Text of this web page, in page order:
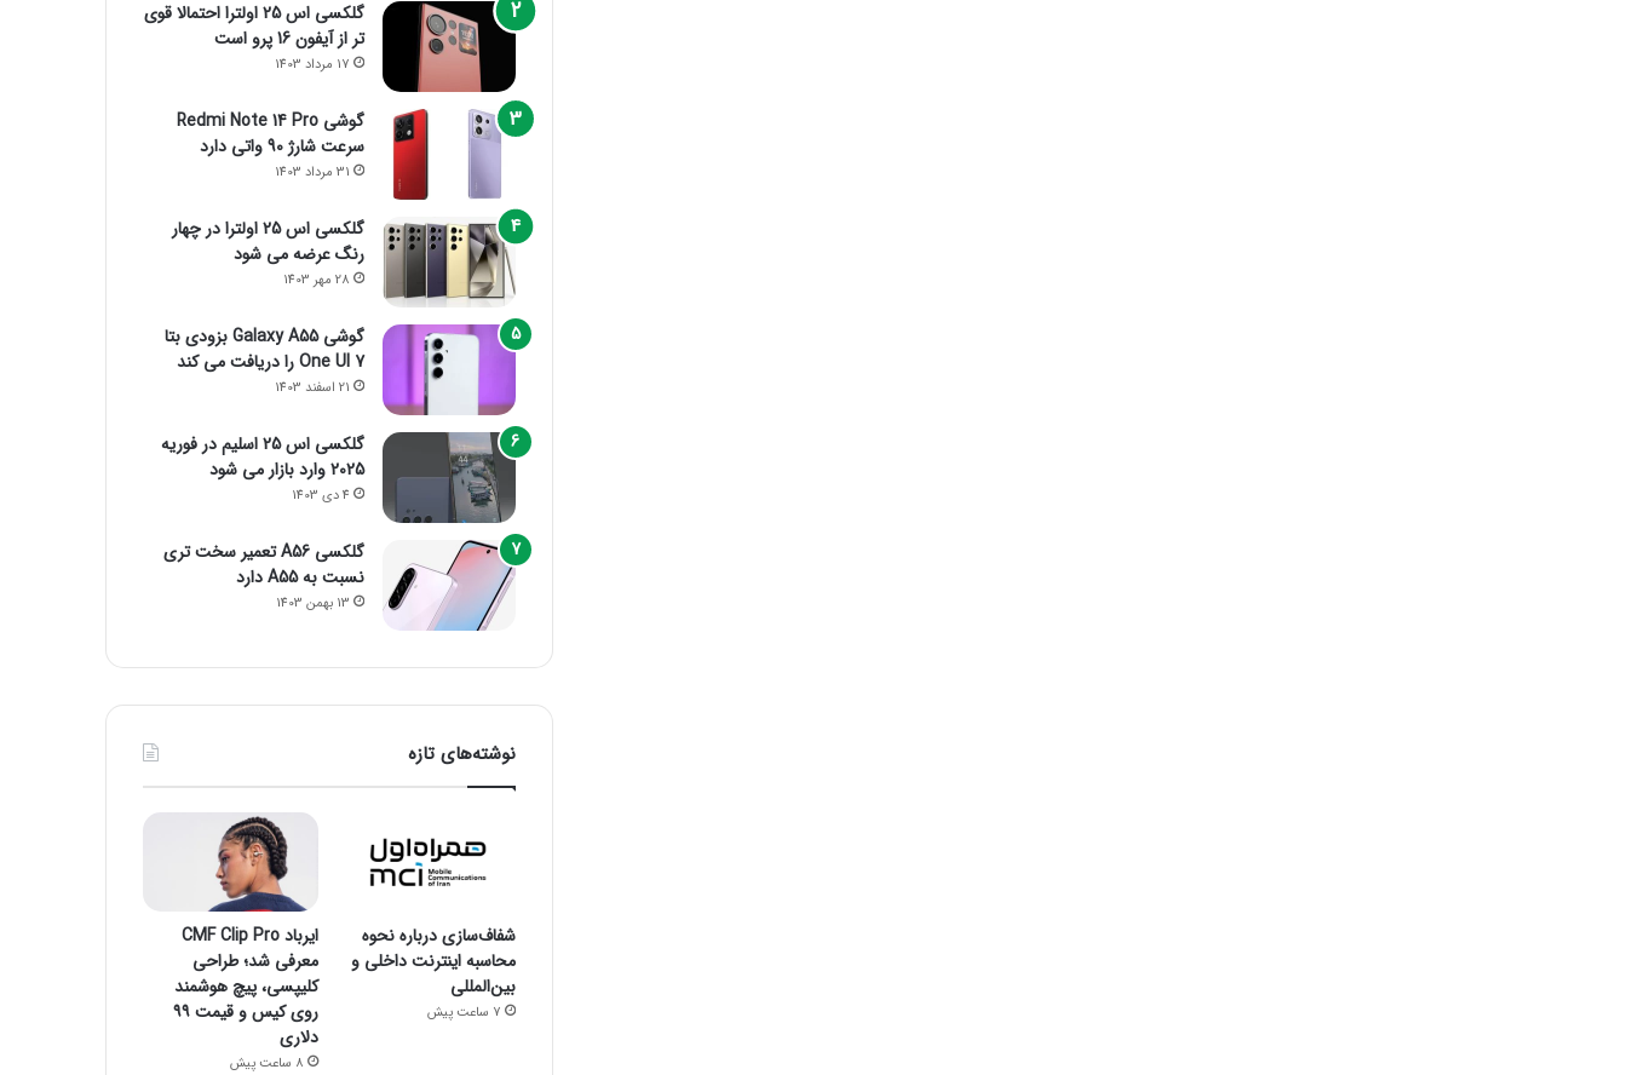
گلکسی اس 25 اولترا احتمالا قوی
تر از آیفون 16 پرو است
17 مرداد 1403
گوشی Redmi Note 14 Pro
سرعت شارژ 90 واتی دارد
31 مرداد 1403
گلکسی اس 25 اولترا در چهار
رنگ عرضه می شود
28 مهر 1403
گوشی Galaxy A55 بزودی بتا
One UI 7 را دریافت می کند
21 اسفند 1403
گلکسی اس 25 اسلیم در فوریه
2025 وارد بازار می شود
4 دی 1403
گلکسی A56 تعمیر سخت تری
نسبت به A55 دارد
13 بهمن 1403
نوشته‌های تازه
شفاف‌سازی درباره نحوه
محاسبه اینترنت داخلی و
بین‌المللی
7 ساعت پیش
ایرباد CMF Clip Pro
معرفی شد؛ طراحی
کلیپسی، پیچ هوشمند
روی کیس و قیمت ۹۹
دلاری
8 ساعت پیش